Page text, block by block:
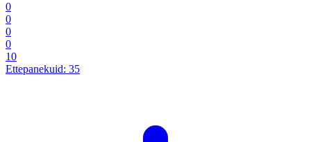
0
0
0
0
10
Ettepanekuid: 35